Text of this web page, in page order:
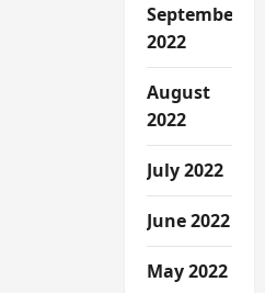
September
2022
August
2022
July 2022
June 2022
May 2022